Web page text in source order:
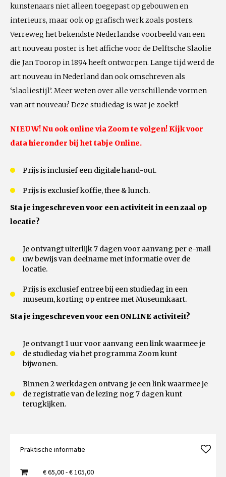
kunstenaars niet alleen toegepast op gebouwen en
interieurs, maar ook op grafisch werk zoals posters.
Verreweg het bekendste Nederlandse voorbeeld van een
art nouveau poster is het affiche voor de Delftsche Slaolie
die Jan Toorop in 1894 heeft ontworpen. Lange tijd werd de
art nouveau in Nederland dan ook omschreven als
‘slaoliestijl’. Meer weten over alle verschillende vormen
van art nouveau? Deze studiedag is wat je zoekt!
NIEUW! Nu ook online via Zoom te volgen! Kijk voor
data hieronder bij het tabje Online.
Prijs is inclusief een digitale hand-out.
Prijs is exclusief koffie, thee & lunch.
Sta je ingeschreven voor een activiteit in een zaal op
locatie?
Je ontvangt uiterlijk 7 dagen voor aanvang per e-mail
uw bewijs van deelname met informatie over de
locatie.
Prijs is exclusief entree bij een studiedag in een
museum, korting op entree met Museumkaart.
Sta je ingeschreven voor een ONLINE activiteit?
Je ontvangt 1 uur voor aanvang een link waarmee je
de studiedag via het programma Zoom kunt
bijwonen.
Binnen 2 werkdagen ontvang je een link waarmee je
de registratie van de lezing nog 7 dagen kunt
terugkijken.
Praktische informatie
€ 65,00 - € 105,00